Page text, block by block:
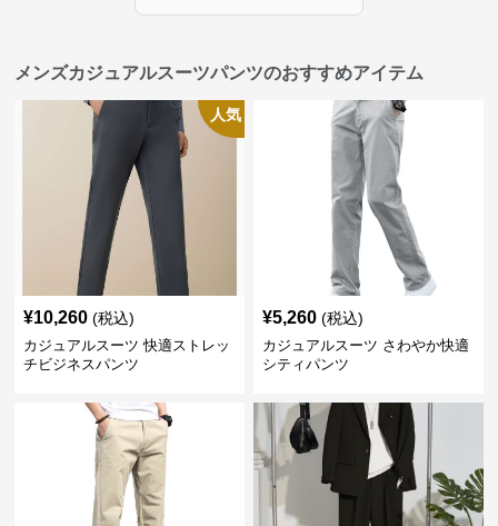
メンズカジュアルスーツパンツのおすすめアイテム
人気
¥10,260 (税込)
カジュアルスーツ 快適ストレッ
チビジネスパンツ
¥5,260 (税込)
カジュアルスーツ さわやか快適
シティパンツ